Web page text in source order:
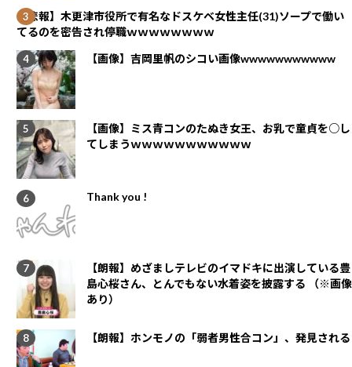
【悲報】木更津市役所で有名なドスケベ女性主任(31)ソープで働い
てるのを密告され停職ｗｗｗｗｗｗｗｗ
【画像】吉岡里帆のシコい画像wwwwwwwwwww
【画像】ミス青コンのたぬき女王、お乳で童貞を○し
てしまうｗｗｗｗｗｗｗｗｗｗｗ
Thank you !
【朗報】めざましテレビのイマドキに出演している豊
島心桜さん、とんでもない水着姿を披露する （※画像
あり）
【朗報】ホンモノの「弱者男性合コン」、発見される